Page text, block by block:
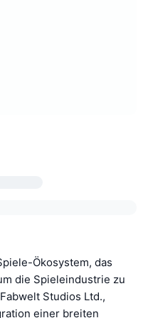
Ökosystem, das
die Spieleindustrie zu
Studios Ltd.,
einer breiten